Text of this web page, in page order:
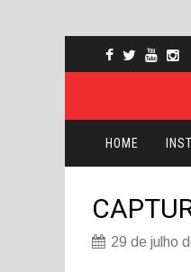
HOME
29 de julho